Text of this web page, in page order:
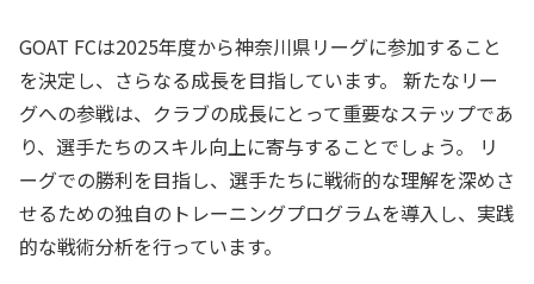
GOAT FCは2025年度から神奈川県リーグに参加すること
を決定し、さらなる成長を目指しています。 新たなリー
グへの参戦は、クラブの成長にとって重要なステップであ
り、選手たちのスキル向上に寄与することでしょう。 リ
ーグでの勝利を目指し、選手たちに戦術的な理解を深めさ
せるための独自のトレーニングプログラムを導入し、実践
的な戦術分析を行っています。